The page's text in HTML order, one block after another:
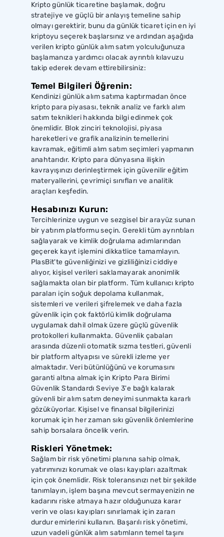
Kripto günlük ticaretine başlamak, doğru
stratejiye ve güçlü bir anlayış temeline sahip
olmayı gerektirir, bunu da günlük ticaret için en iyi
kriptoyu seçerek başlarsınız ve ardından aşağıda
verilen kripto günlük alım satım yolculuğunuza
başlamanıza yardımcı olacak ayrıntılı kılavuzu
takip ederek devam ettirebilirsiniz:
Temel Bilgileri Öğrenin:
Kendinizi günlük alım satıma kaptırmadan önce
kripto para piyasası, teknik analiz ve farklı alım
satım teknikleri hakkında bilgi edinmek çok
önemlidir. Blok zinciri teknolojisi, piyasa
hareketleri ve grafik analizinin temellerini
kavramak, eğitimli alım satım seçimleri yapmanın
anahtarıdır. Kripto para dünyasına ilişkin
kavrayışınızı derinleştirmek için güvenilir eğitim
materyallerini, çevrimiçi sınıfları ve analitik
araçları keşfedin.
Hesabınızı Kurun:
Tercihlerinize uygun ve sezgisel bir arayüz sunan
bir yatırım platformu seçin. Gerekli tüm ayrıntıları
sağlayarak ve kimlik doğrulama adımlarından
geçerek kayıt işlemini dikkatlice tamamlayın.
PlasBit'te güvenliğinizi ve gizliliğinizi ciddiye
alıyor, kişisel verileri saklamayarak anonimlik
sağlamakta olan bir platform. Tüm kullanıcı kripto
paraları için soğuk depolama kullanmak,
sistemleri ve verileri şifrelemek ve daha fazla
güvenlik için çok faktörlü kimlik doğrulama
uygulamak dahil olmak üzere güçlü güvenlik
protokolleri kullanmakta. Güvenlik çabaları
arasında düzenli otomatik sızma testleri, güvenli
bir platform altyapısı ve sürekli izleme yer
almaktadır. Veri bütünlüğünü ve korumasını
garanti altına almak için Kripto Para Birimi
Güvenlik Standardı Seviye 3'e bağlı kalarak
güvenli bir alım satım deneyimi sunmakta kararlı
gözüküyorlar. Kişisel ve finansal bilgilerinizi
korumak için her zaman sıkı güvenlik önlemlerine
sahip borsalara öncelik verin.
Riskleri Yönetmek:
Sağlam bir risk yönetimi planına sahip olmak,
yatırımınızı korumak ve olası kayıpları azaltmak
için çok önemlidir. Risk toleransınızı net bir şekilde
tanımlayın, işlem başına mevcut sermayenizin ne
kadarını riske atmaya hazır olduğunuza karar
verin ve olası kayıpları sınırlamak için zararı
durdur emirlerini kullanın. Başarılı risk yönetimi,
uzun vadeli günlük alım satımların temel taşını